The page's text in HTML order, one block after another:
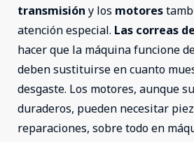
transmisión y los motores
atención especial. Las correas
hacer que la máquina funcione
deben sustituirse en cuanto
desgaste. Los motores, aunque
duraderos, pueden necesitar
reparaciones, sobre todo en